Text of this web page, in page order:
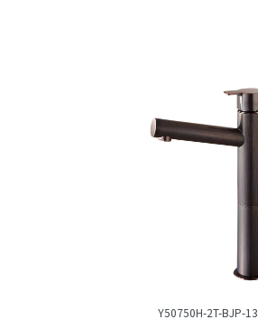
Y50750H-2T-BJP-13